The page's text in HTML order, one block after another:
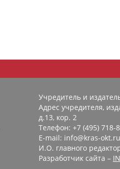
Учредитель и
Адрес учредителя,
д.13, кор. 2
Телефон: +7 (495) 718-
E-mail: info@kras-okt.ru
И.О. главного
Разработчик сайта –